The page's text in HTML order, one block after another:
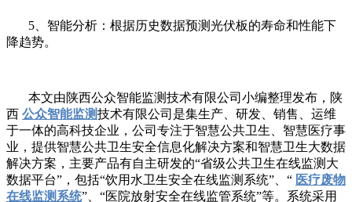
5、智能分析：根据历史数据预测光伏板的寿命和性能下
降趋势。
本文由陕西公众智能监测技术有限公司小编整理发布，陕
西 公众智能监测技术有限公司是集生产、研发、销售、运维
于一体的高科技企业，公司专注于智慧公共卫生、智慧医疗事
业，提供智慧公共卫生安全信息化解决方案和智慧卫生大数据
解决方案，主要产品有自主研发的“省级公共卫生在线监测大
数据平台”，包括“饮用水卫生安全在线监测系统”、“ 医疗废物
在线监测系统”、“医院放射安全在线监管系统”等。系统采用